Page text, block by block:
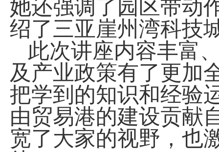
她还强调了园区带动
绍了三亚崖州湾科技
此次讲座内容丰富
及产业政策有了更加
把学到的知识和经验
由贸易港的建设贡献
宽了大家的视野，也